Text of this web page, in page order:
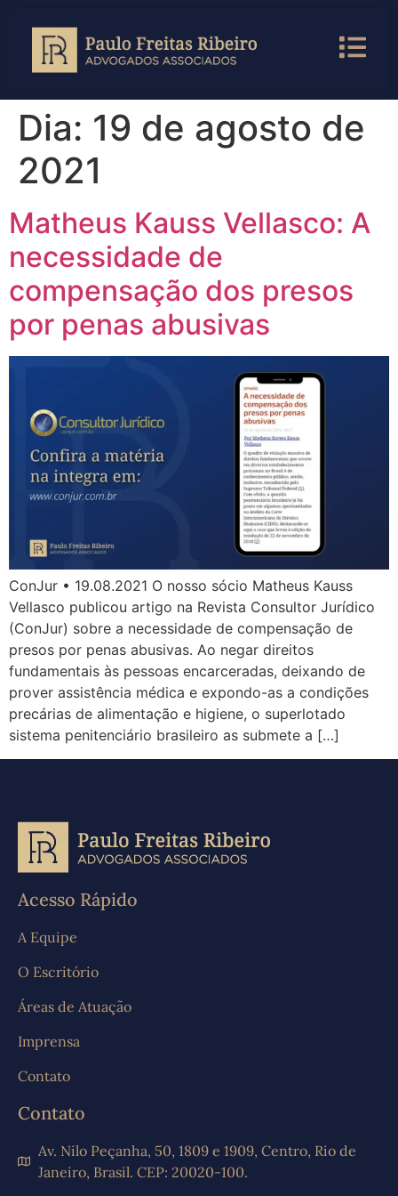
Dia: 19 de agosto de
2021
Matheus Kauss Vellasco: A
necessidade de
compensação dos presos
por penas abusivas
ConJur • 19.08.2021 O nosso sócio Matheus Kauss
Vellasco publicou artigo na Revista Consultor Jurídico
(ConJur) sobre a necessidade de compensação de
presos por penas abusivas. Ao negar direitos
fundamentais às pessoas encarceradas, deixando de
prover assistência médica e expondo-as a condições
precárias de alimentação e higiene, o superlotado
sistema penitenciário brasileiro as submete a […]
Acesso Rápido
A Equipe
O Escritório
Áreas de Atuação
Imprensa
Contato
Contato
Av. Nilo Peçanha, 50, 1809 e 1909, Centro, Rio de
Janeiro, Brasil. CEP: 20020-100.